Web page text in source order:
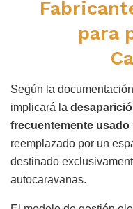
para
Según la
implicará la
frecuentemente usado
reemplazado por un
destinado
autocaravanas.